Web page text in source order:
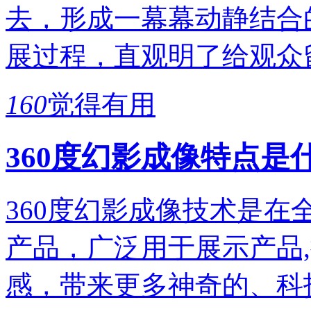
去，形成一幕幕动静结
展过程，直观明了给观
160觉得有用
360度幻影成像特点是
360度幻影成像技术是在
产品，广泛用于展示产
感，带来更多神奇的、